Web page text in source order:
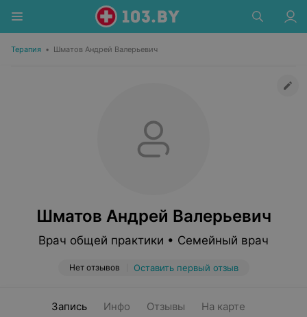
Терапия • Шматов Андрей Валерьевич
Шматов Андрей Валерьевич
Врач общей практики • Семейный врач
Нет отзывов Оставить первый отзыв
Запись Инфо Отзывы На карте